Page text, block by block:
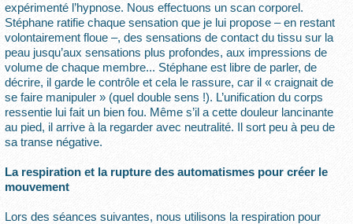
expérimenté l’hypnose. Nous effectuons un scan corporel.
Stéphane ratifie chaque sensation que je lui propose – en restant
volontairement floue –, des sensations de contact du tissu sur la
peau jusqu’aux sensations plus profondes, aux impressions de
volume de chaque membre... Stéphane est libre de parler, de
décrire, il garde le contrôle et cela le rassure, car il « craignait de
se faire manipuler » (quel double sens !). L’unification du corps
ressentie lui fait un bien fou. Même s’il a cette douleur lancinante
au pied, il arrive à la regarder avec neutralité. Il sort peu à peu de
sa transe négative.
La respiration et la rupture des automatismes pour créer le
mouvement
Lors des séances suivantes, nous utilisons la respiration pour